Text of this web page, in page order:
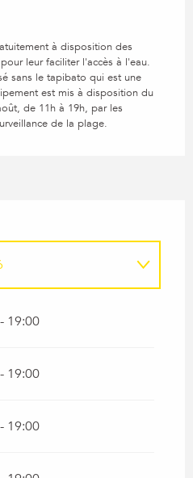
à disposition des
leur faciliter l'accès à l'eau.
sans le tapibato qui est une
est mis à disposition du
de 11h à 19h, par les
de la plage.
19:00
19:00
19:00